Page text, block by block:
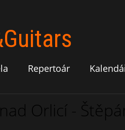
Repertoár
Orlicí -